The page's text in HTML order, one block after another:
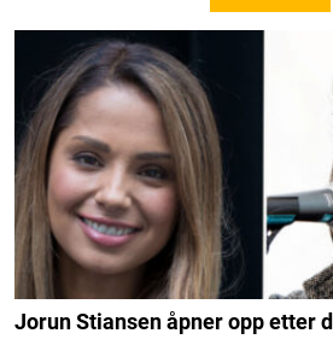
Jorun Stiansen åpner opp etter